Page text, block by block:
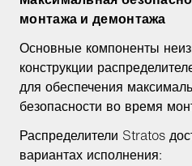
монтажа и демонтажа
Основные компоненты
конструкции
для обеспечения
безопасности во время
Распределители Stratos
вариантах исполнения: